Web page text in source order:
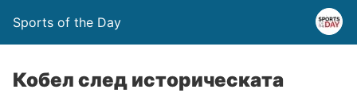
Sports of the Day
Кобел след историческата